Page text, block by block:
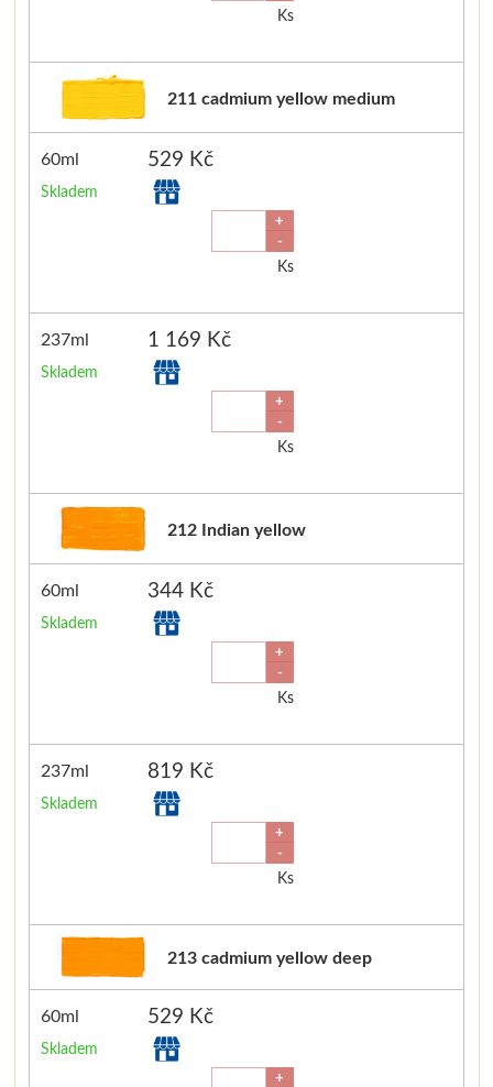
Jednotlivé barvy
Sady
Pomůcky
Pfeil - Swiss made
Phoenix
Plátna
Barvy
Olej
Akryl
Akvarel
Ks
211 cadmium yellow medium
60ml 529 Kč
Skladem
+
-
Ks
237ml 1 169 Kč
Skladem
+
-
Ks
212 Indian yellow
60ml 344 Kč
Skladem
+
-
Ks
237ml 819 Kč
Skladem
+
-
Ks
213 cadmium yellow deep
60ml 529 Kč
Skladem
+